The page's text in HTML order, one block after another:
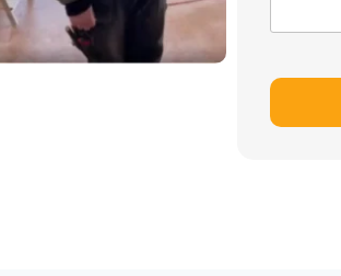
Nikotinskadad lägenhet